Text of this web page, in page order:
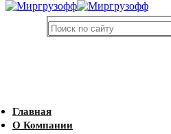
Главная
О Компании